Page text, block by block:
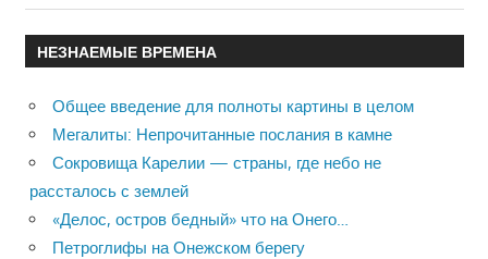
Навигация
по
записям
Post:
Post:
НЕЗНАЕМЫЕ ВРЕМЕНА
Общее введение для полноты картины в целом
Мегалиты: Непрочитанные послания в камне
Сокровища Карелии — страны, где небо не
рассталось с землей
«Делос, остров бедный» что на Онего…
Петроглифы на Онежском берегу